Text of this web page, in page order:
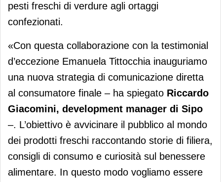
pesti freschi di verdure agli ortaggi
confezionati.
«Con questa collaborazione con la testimonial
d’eccezione Emanuela Tittocchia inauguriamo
una nuova strategia di comunicazione diretta
al consumatore finale – ha spiegato Riccardo
Giacomini, development manager di Sipo
–. L’obiettivo è avvicinare il pubblico al mondo
dei prodotti freschi raccontando storie di filiera,
consigli di consumo e curiosità sul benessere
alimentare. In questo modo vogliamo essere